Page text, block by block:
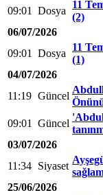
09:01
Dosya
11
(2)
06/07/2026
09:01
Dosya
11
(1)
04/07/2026
11:19 Güncel
09:01
Güncel
03/07/2026
11:34 Siyaset
25/06/2026